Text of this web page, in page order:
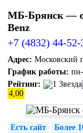
МБ-Брянск —
Benz
+7 (4832) 44-52-
Адрес: Московский
График работы:
Рейтинг:
4,00
Есть сайт Более